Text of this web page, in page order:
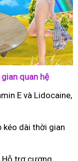
quan hệ
E và Lidocaine,
kéo dài thời gian
Hỗ trợ cương